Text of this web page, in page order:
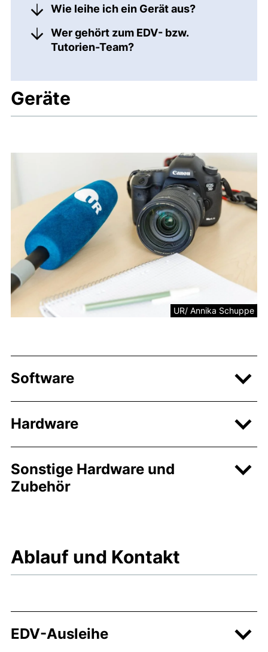
Wie leihe ich ein Gerät aus?
Wer gehört zum EDV- bzw.
Tutorien-Team?
Geräte
UR/ Annika Schuppe
Software
Hardware
Sonstige Hardware und
Zubehör
Ablauf und Kontakt
EDV-Ausleihe